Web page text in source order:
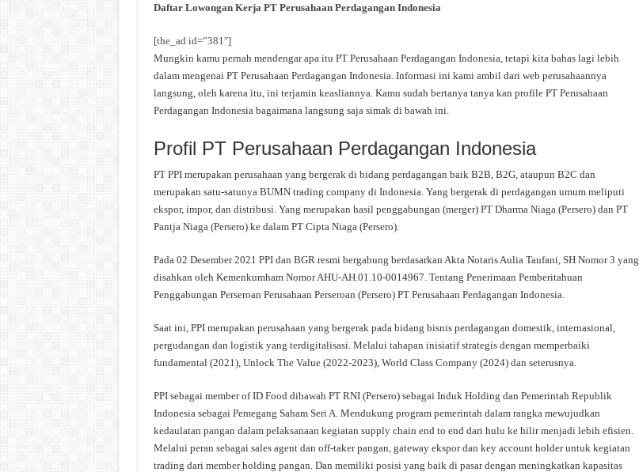
Daftar Lowongan Kerja PT Perusahaan Perdagangan Indonesia
[the_ad id=”381″]
Mungkin kamu pernah mendengar apa itu PT Perusahaan Perdagangan Indonesia, tetapi kita bahas lagi lebih
dalam mengenai PT Perusahaan Perdagangan Indonesia. Informasi ini kami ambil dari web perusahaannya
langsung, oleh karena itu, ini terjamin keasliannya. Kamu sudah bertanya tanya kan profile PT Perusahaan
Perdagangan Indonesia bagaimana langsung saja simak di bawah ini.
Profil PT Perusahaan Perdagangan Indonesia
PT PPI merupakan perusahaan yang bergerak di bidang perdagangan baik B2B, B2G, ataupun B2C dan
merupakan satu-satunya BUMN trading company di Indonesia. Yang bergerak di perdagangan umum meliputi
ekspor, impor, dan distribusi. Yang merupakan hasil penggabungan (merger) PT Dharma Niaga (Persero) dan PT
Pantja Niaga (Persero) ke dalam PT Cipta Niaga (Persero).
Pada 02 Desember 2021 PPI dan BGR resmi bergabung berdasarkan Akta Notaris Aulia Taufani, SH Nomor 3 yang
disahkan oleh Kemenkumham Nomor AHU-AH.01.10-0014967. Tentang Penerimaan Pemberitahuan
Penggabungan Perseroan Perusahaan Perseroan (Persero) PT Perusahaan Perdagangan Indonesia.
Saat ini, PPI merupakan perusahaan yang bergerak pada bidang bisnis perdagangan domestik, internasional,
pergudangan dan logistik yang terdigitalisasi. Melalui tahapan inisiatif strategis dengan memperbaiki
fundamental (2021), Unlock The Value (2022-2023), World Class Company (2024) dan seterusnya.
PPI sebagai member of ID Food dibawah PT RNI (Persero) sebagai Induk Holding dan Pemerintah Republik
Indonesia sebagai Pemegang Saham Seri A. Mendukung program pemerintah dalam rangka mewujudkan
kedaulatan pangan dalam pelaksanaan kegiatan supply chain end to end dari hulu ke hilir menjadi lebih efisien.
Melalui peran sebagai sales agent dan off-taker pangan, gateway ekspor dan key account holder untuk kegiatan
trading dari member holding pangan. Dan memiliki posisi yang baik di pasar dengan meningkatkan kapasitas